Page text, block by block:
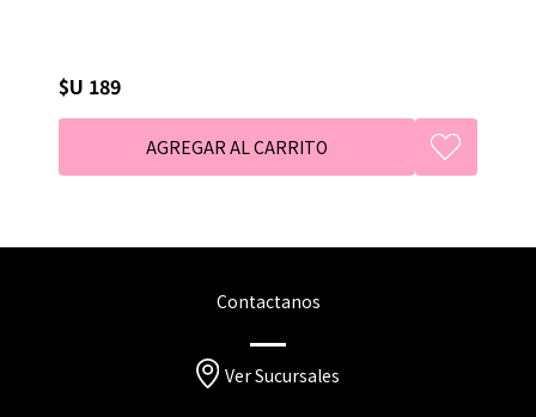
$U 189
Contactanos
Ver Sucursales